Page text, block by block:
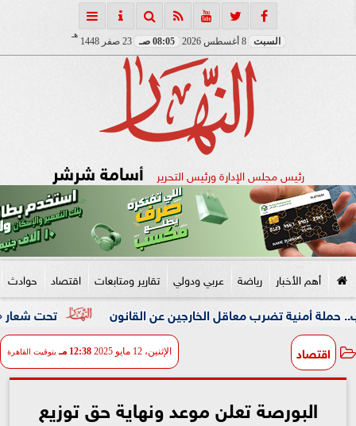
السبت 8 أغسطس 2026 08:05 صـ 23 صفر 1448
هـ
رئيس مجلس الإدارة ورئيس التحرير أسامة شرشر
أهم الأخبار رياضة عربي ودولي تقارير ومتابعات اقتصاد حوادث
تحت شعار «خدمة بيوت تضرب معاقل الخارجين عن القانون
اقتصاد الإثنين، 12 مايو 2025 12:38 مـ بتوقيت القاهرة
البورصة تعلن موعد ونهاية حق توزيع